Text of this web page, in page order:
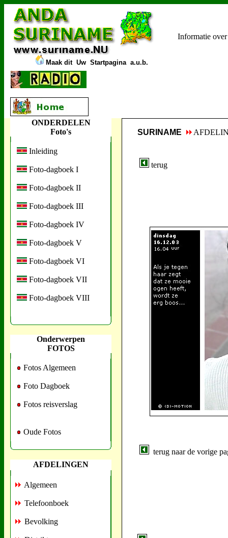
Maak dit Uw Startpagina a.u.b.
Informatie
ONDERDELEN
Foto's
Inleiding
Foto-dagboek I
Foto-dagboek II
Foto-dagboek III
Foto-dagboek IV
Foto-dagboek V
Foto-dagboek VI
Foto-dagboek VII
Foto-dagboek VIII
Onderwerpen
FOTOS
Fotos Algemeen
Foto Dagboek
Fotos reisverslag
Oude Fotos
AFDELINGEN
Algemeen
Telefoonboek
Bevolking
SURINAME
terug
terug naar de vorige